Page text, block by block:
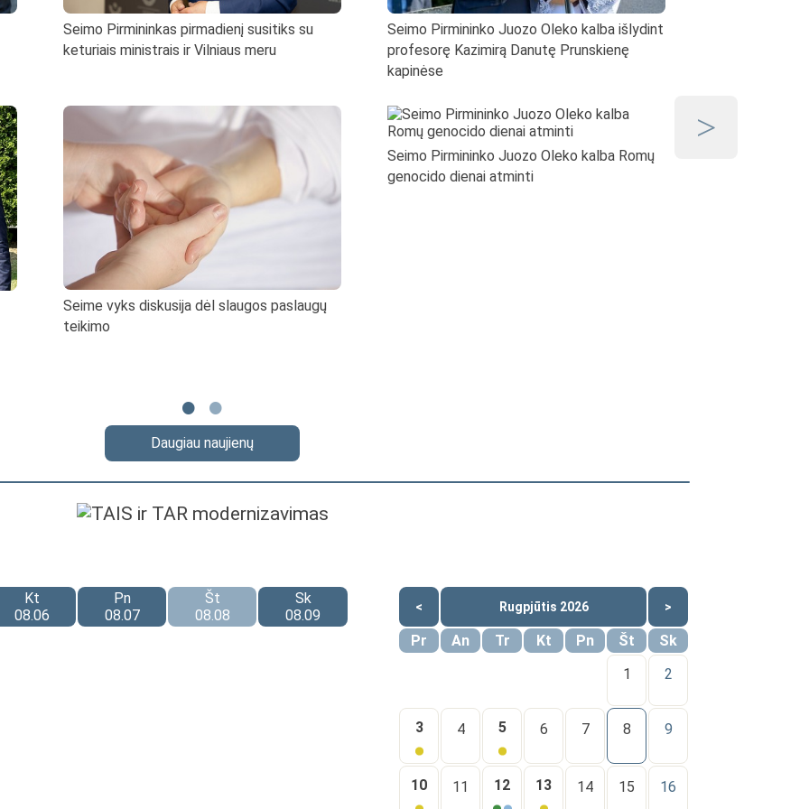
Seimo Pirmininkas pirmadienį susitiks su
keturiais ministrais ir Vilniaus meru
Seimo Pirmininko Juozo Oleko kalba išlydint
profesorę Kazimirą Danutę Prunskienę
kapinėse
Seime vyks diskusija dėl slaugos paslaugų
teikimo
Seimo Pirmininko Juozo Oleko kalba Romų
genocido dienai atminti
Daugiau naujienų
Kt
08.06
Pn
08.07
Št
08.08
Sk
08.09
< Rugpjūtis 2026 >
Pr An Tr Kt Pn Št
Sk
1
2
3 4 5 6 7 8 9
10 11 12 13 14 15 16